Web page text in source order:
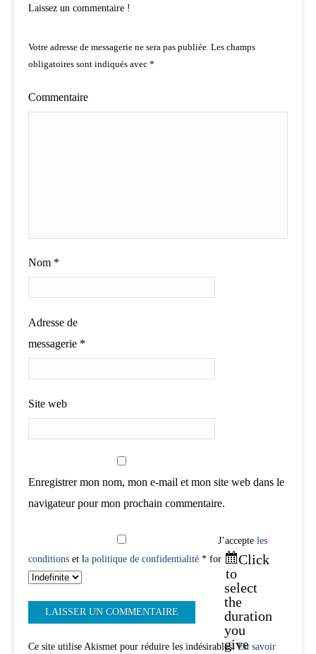
Laissez un commentaire !
Votre adresse de messagerie ne sera pas publiée. Les champs
obligatoires sont indiqués avec *
Commentaire
Nom *
Adresse de
messagerie *
Site web
Enregistrer mon nom, mon e-mail et mon site web dans le
navigateur pour mon prochain commentaire.
J’accepte les
conditions et la politique de confidentialité * for
Click
to
select
the
duration
you
give
Ce site utilise Akismet pour réduire les indésirables.En savoir